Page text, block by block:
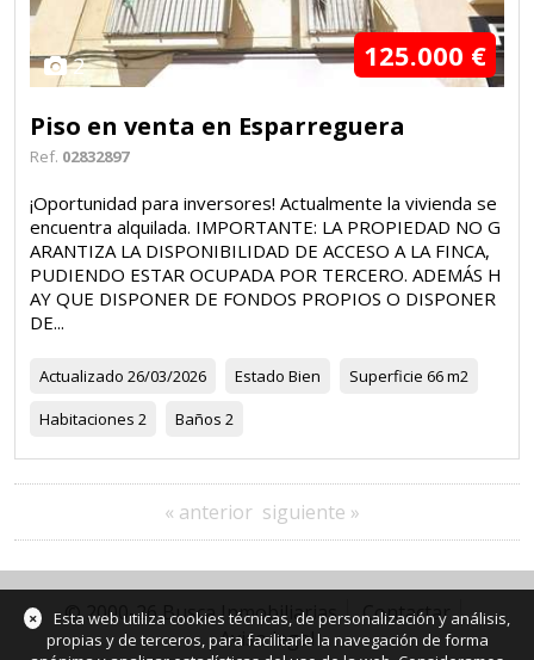
2 125.000 €
Piso en venta en Esparreguera
Ref. 02832897
¡Oportunidad para inversores! Actualmente la vivienda se
encuentra alquilada. IMPORTANTE: LA PROPIEDAD NO G
ARANTIZA LA DISPONIBILIDAD DE ACCESO A LA FINCA,
PUDIENDO ESTAR OCUPADA POR TERCERO. ADEMÁS H
AY QUE DISPONER DE FONDOS PROPIOS O DISPONER
DE...
Actualizado 26/03/2026 Estado Bien Superficie 66 m2
Habitaciones 2 Baños 2
« anterior siguiente »
© 2000-26 Busca Inmobiliarias
Contactar
Aviso legal
×
Esta web utiliza cookies técnicas, de personalización y análisis,
propias y de terceros, para facilitarle la navegación de forma